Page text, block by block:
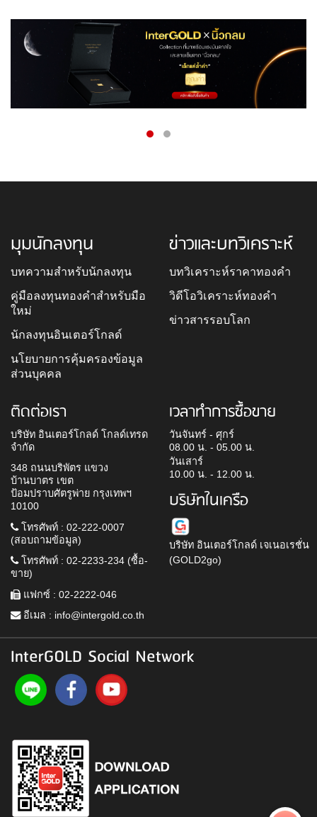
มุมนักลงทุน
บทความสำหรับนักลงทุน
คู่มือลงทุนทองคำสำหรับมือ
ใหม่
นักลงทุนอินเตอร์โกลด์
นโยบายการคุ้มครองข้อมูล
ส่วนบุคคล
ข่าวและบทวิเคราะห์
บทวิเคราะห์ราคาทองคำ
วิดีโอวิเคราะห์ทองคำ
ข่าวสารรอบโลก
ติดต่อเรา
บริษัท อินเตอร์โกลด์ โกลด์เทรด
จำกัด
348 ถนนบริพัตร แขวง
บ้านบาตร เขต
ป้อมปราบศัตรูพ่าย กรุงเทพฯ
10100
โทรศัพท์ : 02-222-0007
(สอบถามข้อมูล)
โทรศัพท์ : 02-2233-234 (ซื้อ-
ขาย)
แฟกซ์ : 02-2222-046
อีเมล : info@intergold.co.th
เวลาทำการซื้อขาย
วันจันทร์ - ศุกร์
08.00 น. - 05.00 น.
วันเสาร์
10.00 น. - 12.00 น.
บริษัทในเครือ
บริษัท อินเตอร์โกลด์ เจเนอเรชั่น
(GOLD2go)
InterGOLD Social Network